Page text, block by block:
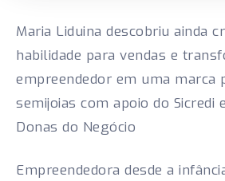
Maria Liduina descobriu ainda
habilidade para vendas e
empreendedor em uma marca
semijoias com apoio do Sicredi
Donas do Negócio
Empreendedora desde a